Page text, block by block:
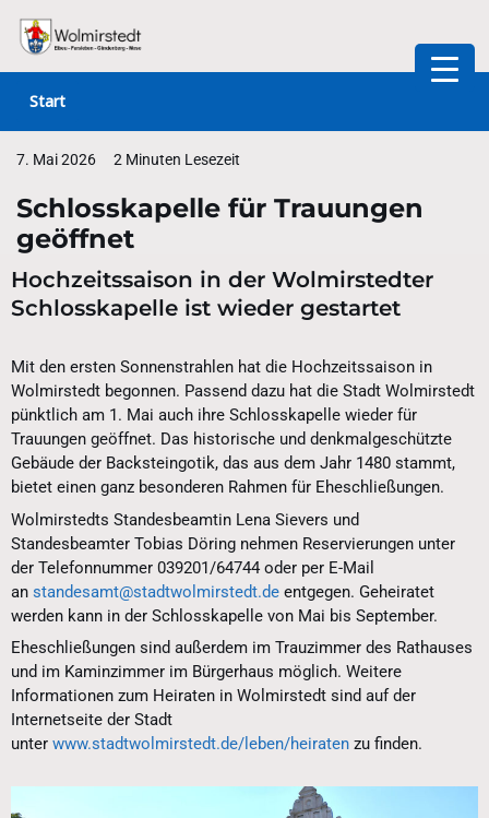
Zum
springen
Start
7. Mai 2026 2 Minuten Lesezeit
Schlosskapelle für Trauungen
geöffnet
Hochzeitssaison in der Wolmirstedter
Schlosskapelle ist wieder gestartet
Mit den ersten Sonnenstrahlen hat die Hochzeitssaison in
Wolmirstedt begonnen. Passend dazu hat die Stadt Wolmirstedt
pünktlich am 1. Mai auch ihre Schlosskapelle wieder für
Trauungen geöffnet. Das historische und denkmalgeschützte
Gebäude der Backsteingotik, das aus dem Jahr 1480 stammt,
bietet einen ganz besonderen Rahmen für Eheschließungen.
Wolmirstedts Standesbeamtin Lena Sievers und
Standesbeamter Tobias Döring nehmen Reservierungen unter
der Telefonnummer 039201/64744 oder per E-Mail
an standesamt@stadtwolmirstedt.de entgegen. Geheiratet
werden kann in der Schlosskapelle von Mai bis September.
Eheschließungen sind außerdem im Trauzimmer des Rathauses
und im Kaminzimmer im Bürgerhaus möglich. Weitere
Informationen zum Heiraten in Wolmirstedt sind auf der
Internetseite der Stadt
unter www.stadtwolmirstedt.de/leben/heiraten zu finden.